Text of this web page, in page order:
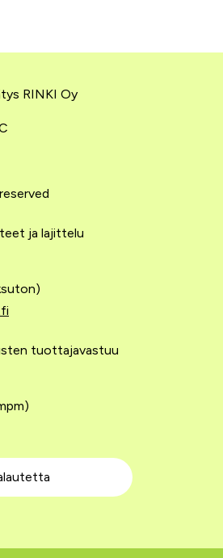
RINKI Oy
ja lajittelu
tuottajavastuu